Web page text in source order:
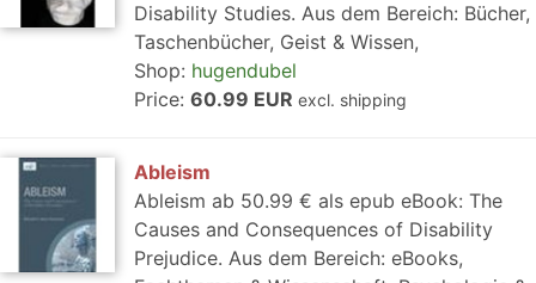
Disability Studies. Aus dem Bereich: Bücher,
Taschenbücher, Geist & Wissen,
Shop: hugendubel
Price: 60.99 EUR excl. shipping
Ableism
Ableism ab 50.99 € als epub eBook: The
Causes and Consequences of Disability
Prejudice. Aus dem Bereich: eBooks,